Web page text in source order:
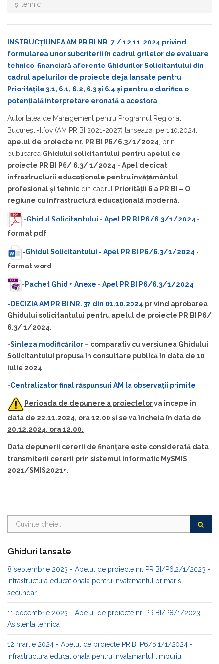
și tehnic
INSTRUCȚIUNEA AM PR BI NR. 7 / 12.11.2024 privind
formularea unor subcriterii în cadrul grilelor de evaluare
tehnico-financiară aferente Ghidurilor Solicitantului din
cadrul apelurilor de proiecte deja lansate pentru
Prioritățile 3.1, 6.1, 6.2, 6.3 și 6.4 și pentru a clarifica o
potențială interpretare eronată a acestora
Autoritatea de Management pentru Programul Regional
București-Ilfov (AM PR BI 2021-2027) lansează, pe 1.10.2024,
apelul de proiecte nr. PR BI P6/6.3/1/2024 , prin
publicarea Ghidului solicitantului pentru apelul de
proiecte PR BI P6/ 6.3/ 1/2024 - Apel dedicat
infrastructurii educaționale pentru învățământul
profesionalși tehnic din cadrul Priorității 6 a PR BI – O
regiune cu infrastructură educațională modernă.
-Ghidul Solicitantului - Apel PR BI P6/6.3/1/2024 -
format pdf
-Ghidul Solicitantului - Apel PR BI P6/6.3/1/2024 -
format word
- Pachet Ghid + Anexe - Apel PR BI P6/6.3/1/2024
-DECIZIA AM PR BI NR. 37 din 01.10.2024 privind aprobarea
Ghidului solicitantului pentru apelul de proiecte PR BI P6/
6.3/ 1/2024.
-Sinteza modificărilor – comparativ cu versiunea Ghidului
Solicitantului propusă în consultare publică în data de 10
iulie 2024
-Centralizator final răspunsuri AM la observații primite
Perioada de depunere a proiectelorva începe în
data de 22.11.2024, ora 12.00 și se va încheia în data de
20.12.2024, ora 12.00.
Data depunerii cererii de finanțare este considerată data
transmiterii cererii prin sistemul informatic MySMIS
2021/SMIS2021+.
Ghiduri lansate
8 septembrie 2023 - Apelul de proiecte nr. PR BI/P6.2/1/2023 -
Infrastructura educationala pentru invatamantul primar si
secundar
11 decembrie 2023 - Apelul de proiecte nr. PR BI/P8/1/2023 -
Asistenta tehnica
12 martie 2024 - Apelul de proiecte PR BI P6/6.1/1/2024 -
Infrastructura educationala pentru invatamantul timpuriu